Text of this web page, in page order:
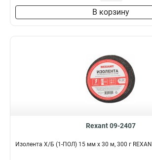
В корзину
Rexant 09-2407
Изолента Х/Б (1-ПОЛ) 15 мм х 30 м, 300 г